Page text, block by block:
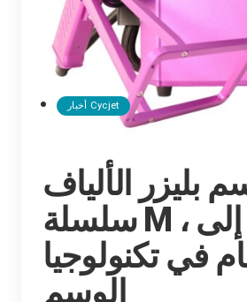
أخبار Cycjet
بليزر الألياف
سلسلة M ، قفزة إلى
في تكنولوجيا